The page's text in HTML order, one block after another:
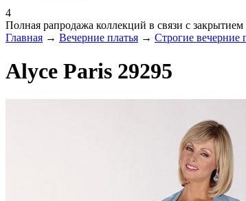
4
Полная рапродажа коллекций в связи с
Главная → Вечерние платья → Строгие вечерние
Alyce Paris 29295